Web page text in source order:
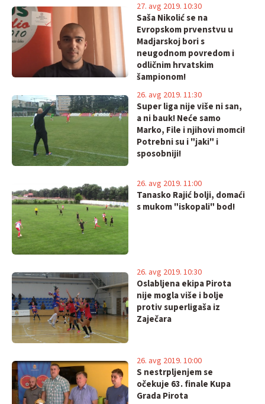
Saša Nikolić se na
Evropskom prvenstvu u
Madjarskoj bori s
neugodnom povredom i
odličnim hrvatskim
šampionom!
27. avg 2019. 10:30
Super liga nije više ni san,
a ni bauk! Neće samo
Marko, File i njihovi momci!
Potrebni su i "jaki" i
sposobniji!
26. avg 2019. 11:30
Tanasko Rajić bolji, domaći
s mukom "iskopali" bod!
26. avg 2019. 11:00
Oslabljena ekipa Pirota
nije mogla više i bolje
protiv superligaša iz
Zaječara
26. avg 2019. 10:30
S nestrpljenjem se
očekuje 63. finale Kupa
Grada Pirota
26. avg 2019. 10:00